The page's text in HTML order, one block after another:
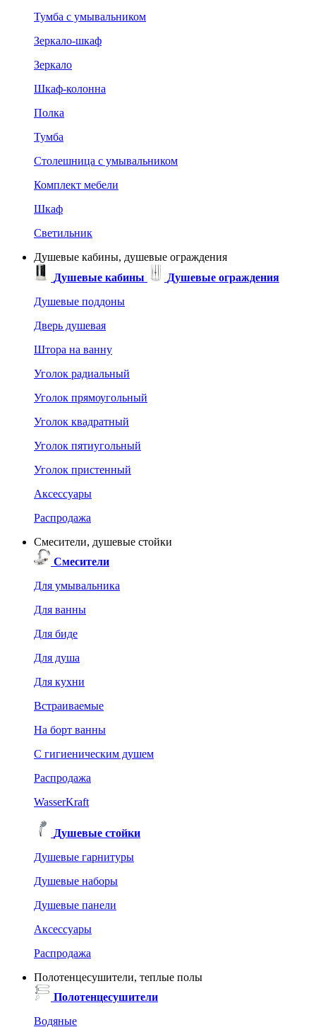
Тумба с умывальником
Зеркало-шкаф
Зеркало
Шкаф-колонна
Полка
Тумба
Столешница с умывальником
Комплект мебели
Шкаф
Светильник
Душевые кабины, душевые ограждения
Душевые кабины
Душевые ограждения
Душевые поддоны
Дверь душевая
Штора на ванну
Уголок радиальный
Уголок прямоугольный
Уголок квадратный
Уголок пятиугольный
Уголок пристенный
Аксессуары
Распродажа
Смесители, душевые стойки
Смесители
Для умывальника
Для ванны
Для биде
Для душа
Для кухни
Встраиваемые
На борт ванны
C гигиеническим душем
Распродажа
WasserKraft
Душевые стойки
Душевые гарнитуры
Душевые наборы
Душевые панели
Аксессуары
Распродажа
Полотенцесушители, теплые полы
Полотенцесушители
Водяные